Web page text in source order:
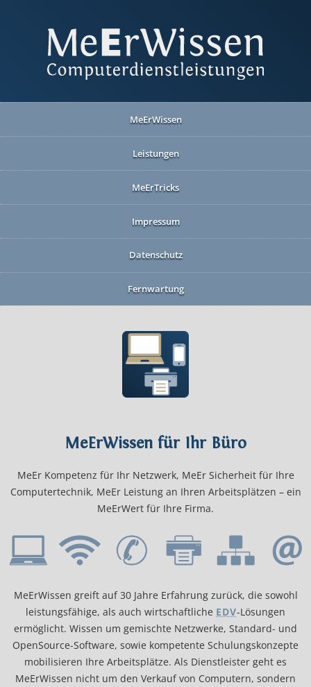
MeErWissen
Leistungen
MeErTricks
Impressum
Datenschutz
Fernwartung
MeErWissen für Ihr Büro
MeEr Kompetenz für Ihr Netzwerk, MeEr Sicherheit für Ihre
Computer­technik, MeEr Leistung an Ihren Arbeitsplätzen – ein
MeErWert für Ihre Firma.
MeErWissen greift auf 30 Jahre Erfahrung zurück, die sowohl
leistungs­fähige, als auch wirtschaftliche EDV-Lösungen
ermöglicht. Wissen um gemischte Netzwerke, Standard- und
OpenSource-Software, sowie kompetente Schulungs­konzepte
mobilisieren Ihre Arbeitsplätze. Als Dienstleister geht es
MeEr­Wissen nicht um den Verkauf von Computern, sondern